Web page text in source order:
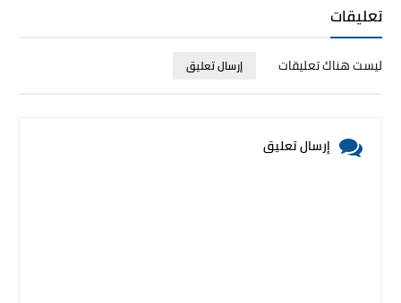
تعليقات
ليست هناك تعليقات إرسال تعليق
إرسال تعليق